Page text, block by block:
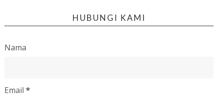
HUBUNGI KAMI
Nama
Email *